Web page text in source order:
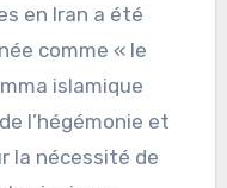
en Iran a été
comme « le
islamique
l’hégémonie et
la nécessité de